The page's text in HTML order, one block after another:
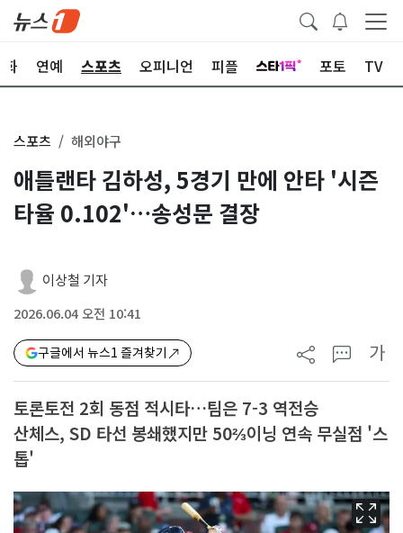
화 연예 스포츠 오피니언 피플 포토 TV
스포츠 해외야구
애틀랜타 김하성, 5경기 만에 안타 '시즌
타율 0.102'…송성문 결장
이상철 기자
2026.06.04 오전 10:41
구글에서 뉴스1 즐겨찾기 가
토론토전 2회 동점 적시타…팀은 7-3 역전승
산체스, SD 타선 봉쇄했지만 50⅔이닝 연속 무실점 '스
톱'